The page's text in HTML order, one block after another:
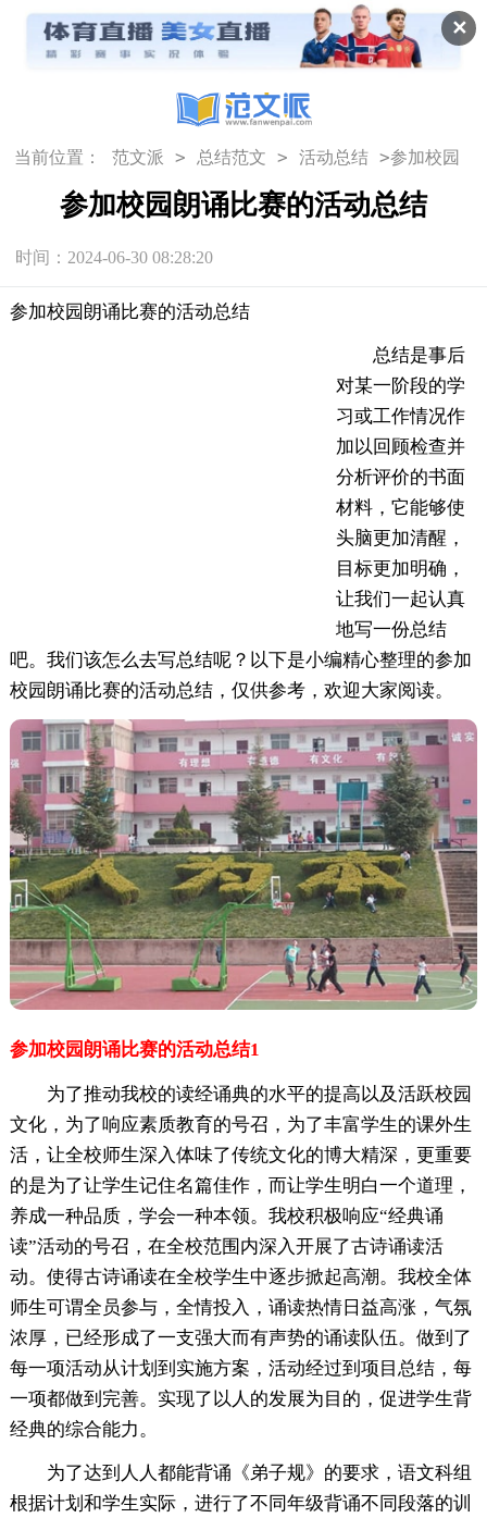
✕
当前位置： 范文派 > 总结范文 > 活动总结 >参加校园
朗诵比赛的活动总结
参加校园朗诵比赛的活动总结
时间：2024-06-30 08:28:20
参加校园朗诵比赛的活动总结
总结是事后
对某一阶段的学
习或工作情况作
加以回顾检查并
分析评价的书面
材料，它能够使
头脑更加清醒，
目标更加明确，
让我们一起认真
地写一份总结
吧。我们该怎么去写总结呢？以下是小编精心整理的参加
校园朗诵比赛的活动总结，仅供参考，欢迎大家阅读。
参加校园朗诵比赛的活动总结1
为了推动我校的读经诵典的水平的提高以及活跃校园
文化，为了响应素质教育的号召，为了丰富学生的课外生
活，让全校师生深入体味了传统文化的博大精深，更重要
的是为了让学生记住名篇佳作，而让学生明白一个道理，
养成一种品质，学会一种本领。我校积极响应“经典诵
读”活动的号召，在全校范围内深入开展了古诗诵读活
动。使得古诗诵读在全校学生中逐步掀起高潮。我校全体
师生可谓全员参与，全情投入，诵读热情日益高涨，气氛
浓厚，已经形成了一支强大而有声势的诵读队伍。做到了
每一项活动从计划到实施方案，活动经过到项目总结，每
一项都做到完善。实现了以人的发展为目的，促进学生背
经典的综合能力。
为了达到人人都能背诵《弟子规》的要求，语文科组
根据计划和学生实际，进行了不同年级背诵不同段落的训